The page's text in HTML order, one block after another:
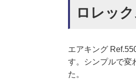
ロレッ
エアキング
す。シンプルで変
た。